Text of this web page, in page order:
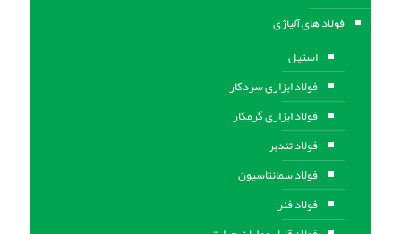
فولاد های آلیاژی
استیل
فولاد ابزاری سردکار
فولاد ابزاری گرمکار
فولاد تندبر
فولاد سمانتاسیون
فولاد فنر